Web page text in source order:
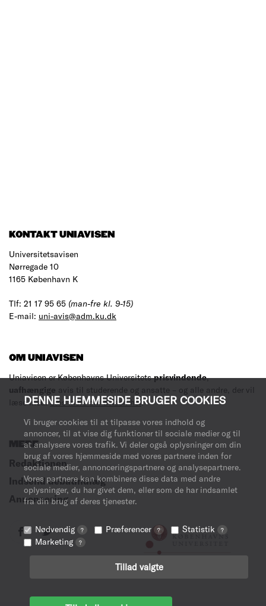
DENNE HJEMMESIDE BRUGER COOKIES
Vi bruger cookies til at tilpasse vores indhold og
annoncer, til at vise dig funktioner til sociale medier og til
at analysere vores trafik. Vi deler også oplysninger om din
brug af vores hjemmeside med vores partnere inden for
sociale medier, annonceringspartnere og analysepartnere.
Vores partnere kan kombinere disse data med andre
oplysninger, du har givet dem, eller som de har indsamlet
fra din brug af deres tjenester.
Nødvendig ? Præferencer ? Statistik ?
Marketing ?
Tillad valgte
KONTAKT UNIAVISEN
Universitetsavisen
Nørregade 10
1165 København K
Tlf: 21 17 95 65 (man-fre kl. 9-15)
E-mail: uni-avis@adm.ku.dk
OM UNIAVISEN
Uniavisen er Københavns Universitetsprisvindende,
uafhængige avis til studerende og ansatte – og alle andre, der vil
læse med.Læs mere om avisen her.
MERE
Redaktionen
Indsend debatindlæg
Annoncering